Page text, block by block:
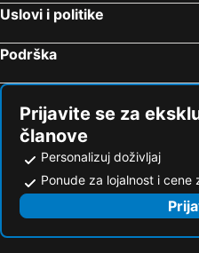
Uslovi i politike
Podrška
Prijavite se za
članove
Personalizuj doživljaj
Ponude za lojalnost i cene